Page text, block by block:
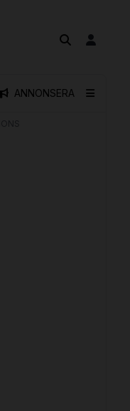
ANNONSERA